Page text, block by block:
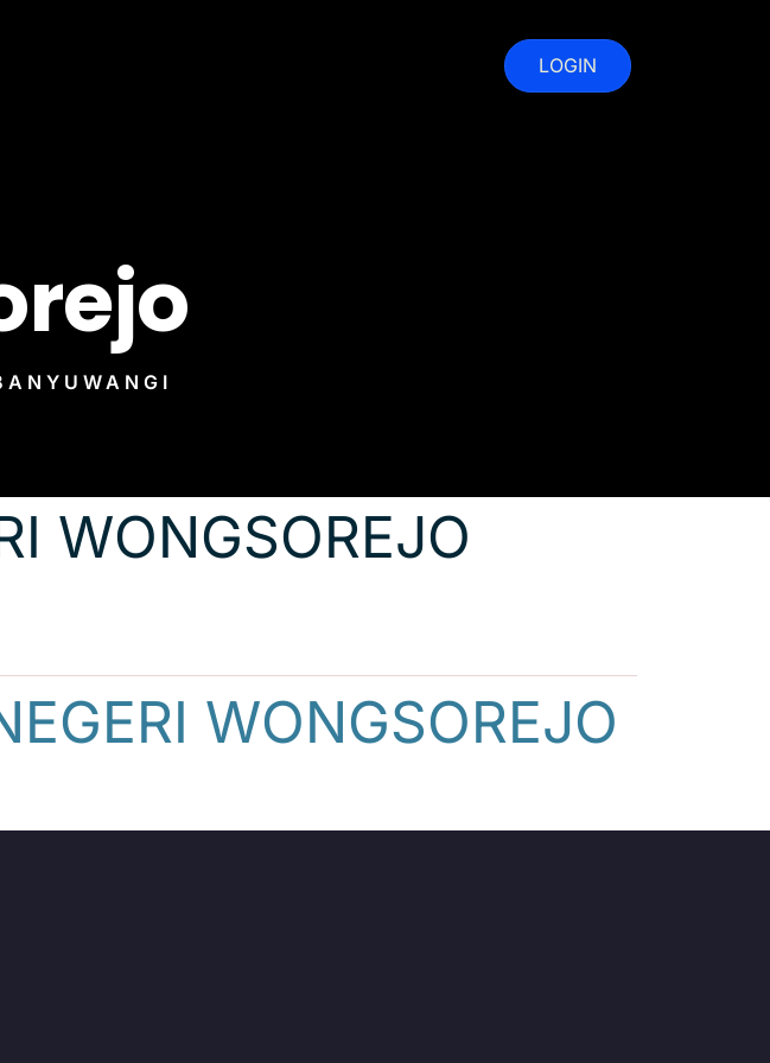
LOGIN
WONGSOREJO
WONGSOREJO